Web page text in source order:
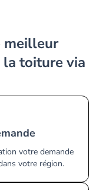
toiture via
votre demande
votre région.